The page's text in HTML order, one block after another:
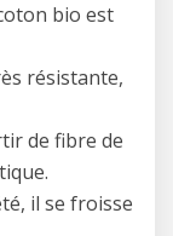
bio est
résistante,
de fibre de
il se froisse